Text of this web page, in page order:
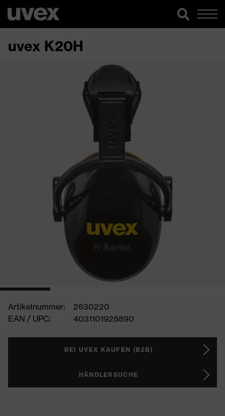
uvex K20H
Artikelnummer:
2630220
EAN / UPC:
4031101928890
BEI UVEX KAUFEN (B2B)
HÄNDLERSUCHE